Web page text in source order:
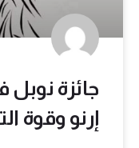
إرنو وقوة